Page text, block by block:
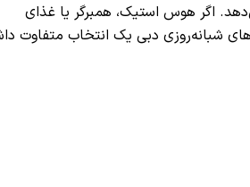
برخی شعب خود در دبی ۲۴ ساعته سرویس می‌دهد. اگر هوس استیک، همبرگر یا غذای
شبانه‌روزی دبی یک انتخاب متفاوت